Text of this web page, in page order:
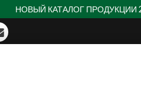
НОВЫЙ КАТАЛОГ ПРОДУКЦИИ